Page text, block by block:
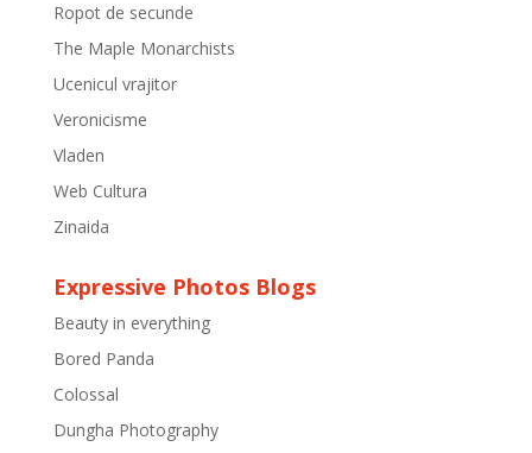
Ropot de secunde
The Maple Monarchists
Ucenicul vrajitor
Veronicisme
Vladen
Web Cultura
Zinaida
Expressive Photos Blogs
Beauty in everything
Bored Panda
Colossal
Dungha Photography